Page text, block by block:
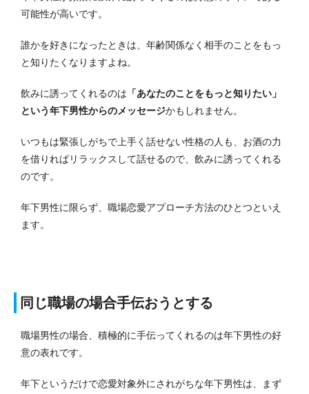
可能性が高いです。
誰かを好きになったときは、年齢関係なく相手のことをもっ
と知りたくなりますよね。
飲みに誘ってくれるのは 「あなたのことをもっと知りたい」
という年下男性からのメッセージかもしれません。
いつもは緊張しがちで上手く話せない性格の人も、お酒の力
を借りればリラックスして話せるので、飲みに誘ってくれる
のです。
年下男性に限らず、職場恋愛アプローチ方法のひとつといえ
ます。
同じ職場の場合手伝おうとする
職場男性の場合、積極的に手伝ってくれるのは年下男性の好
意の表れです。
年下というだけで恋愛対象外にされがちな年下男性は、まず